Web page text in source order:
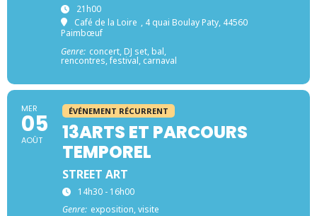
21h00
Café de la Loire , 4 quai Boulay Paty, 44560
Paimbœuf
Genre: concert, DJ set, bal,
rencontres, festival, carnaval
MER
05
AOÛT
ÉVÉNEMENT RÉCURRENT
13ARTS ET PARCOURS
TEMPOREL
STREET ART
14h30 - 16h00
Genre: exposition, visite